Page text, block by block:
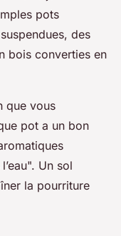
pots
des
bois converties en
que vous
pot a un bon
Un sol
la pourriture